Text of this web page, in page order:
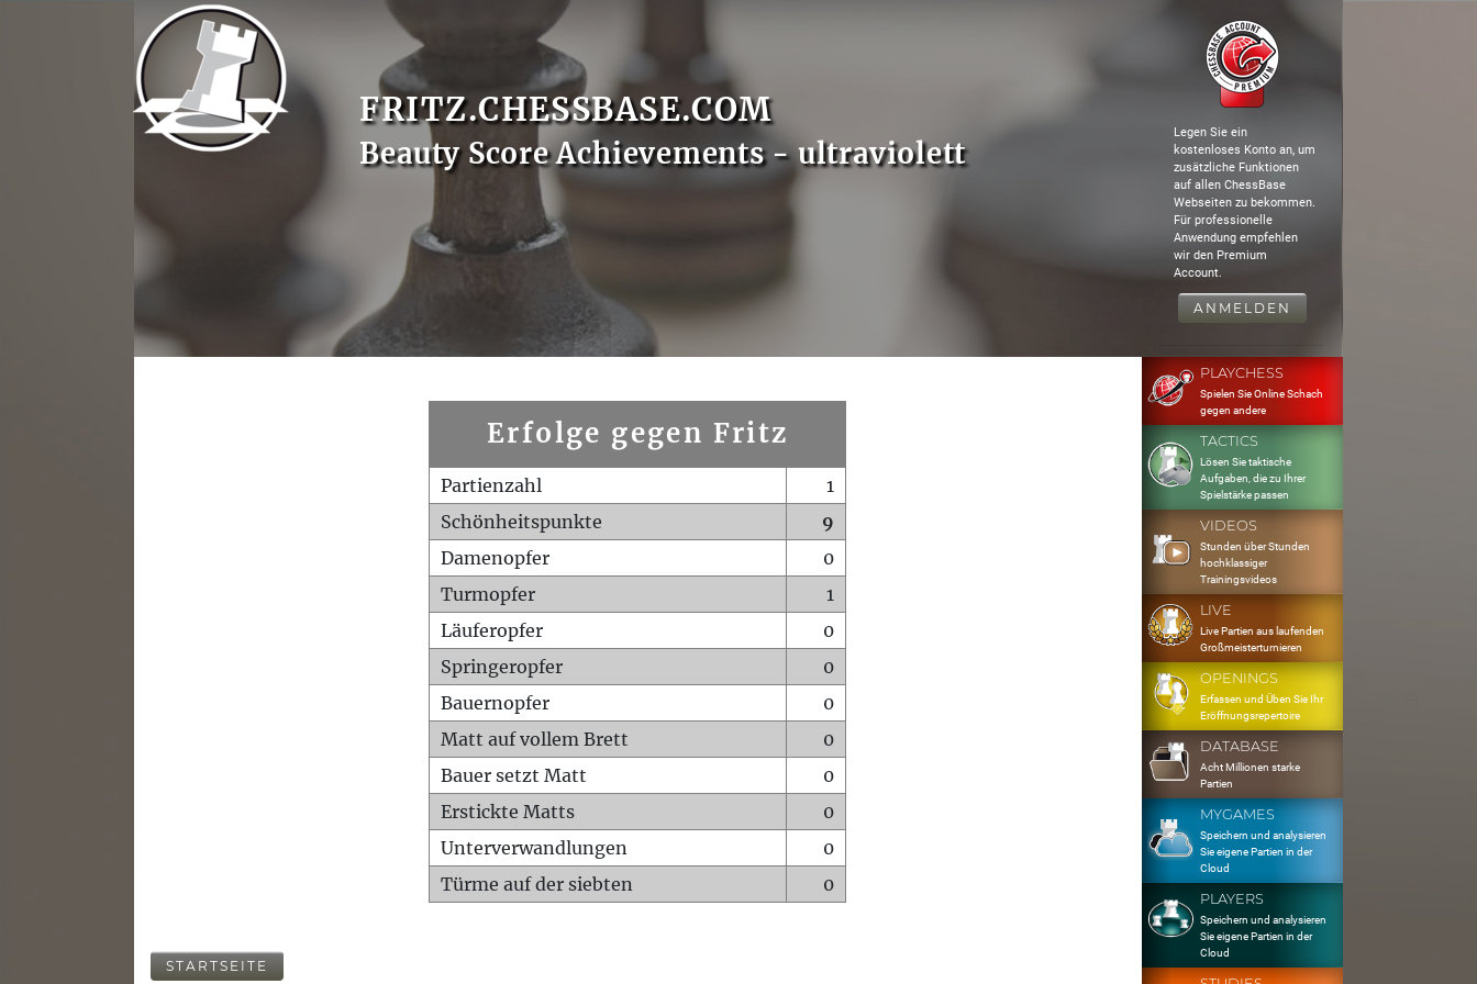
FRITZ.CHESSBASE.COM
Beauty Score Achievements - ultraviolett
Legen Sie ein
kostenloses Konto an, um
zusätzliche Funktionen
auf allen ChessBase
Webseiten zu bekommen.
Für professionelle
Anwendung empfehlen
wir den Premium
Account.
ANMELDEN
Erfolge gegen Fritz
Partienzahl
1
Schönheitspunkte
9
Damenopfer
0
Turmopfer
1
Läuferopfer
0
Springeropfer
0
Bauernopfer
0
Matt auf vollem Brett
0
Bauer setzt Matt
0
Erstickte Matts
0
Unterverwandlungen
0
Türme auf der siebten
0
STARTSEITE
PLAYCHESS
Spielen Sie Online Schach
gegen andere
TACTICS
Lösen Sie taktische
Aufgaben, die zu Ihrer
Spielstärke passen
VIDEOS
Stunden über Stunden
hochklassiger
Trainingsvideos
LIVE
Live Partien aus laufenden
Großmeisterturnieren
OPENINGS
Erfassen und Üben Sie Ihr
Eröffnungsrepertoire
DATABASE
Acht Millionen starke
Partien
MYGAMES
Speichern und analysieren
Sie eigene Partien in der
Cloud
PLAYERS
Speichern und analysieren
Sie eigene Partien in der
Cloud